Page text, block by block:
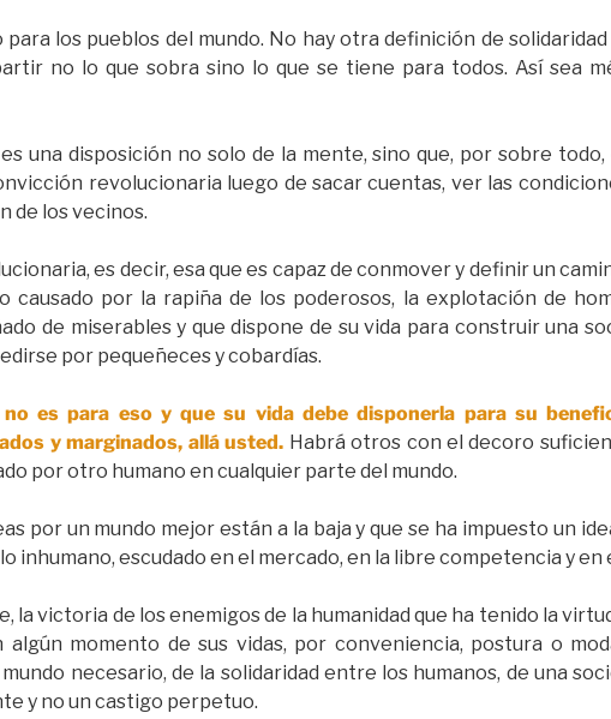
para los pueblos del mundo. No hay otra definición de
no lo que sobra sino lo que se tiene para todos. Así sea
una disposición no solo de la mente, sino que, por sobre
revolucionaria luego de sacar cuentas, ver las
de los vecinos.
es decir, esa que es capaz de conmover y definir un
causado por la rapiña de los poderosos, la explotación de
de miserables y que dispone de su vida para construir una
por pequeñeces y cobardías.
es para eso y que su vida debe disponerla para su
y marginados, allá usted. Habrá otros con el decoro
por otro humano en cualquier parte del mundo.
por un mundo mejor están a la baja y que se ha impuesto un
inhumano, escudado en el mercado, en la libre competencia y en
la victoria de los enemigos de la humanidad que ha tenido la
algún momento de sus vidas, por conveniencia, postura o
necesario, de la solidaridad entre los humanos, de una
y no un castigo perpetuo.